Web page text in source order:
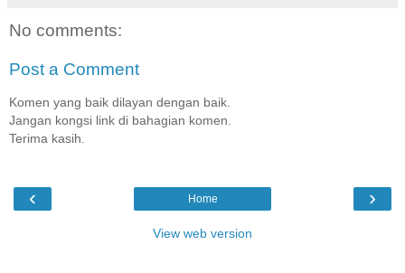
No comments:
Post a Comment
Komen yang baik dilayan dengan baik.
Jangan kongsi link di bahagian komen.
Terima kasih.
‹ ›
Home
View web version